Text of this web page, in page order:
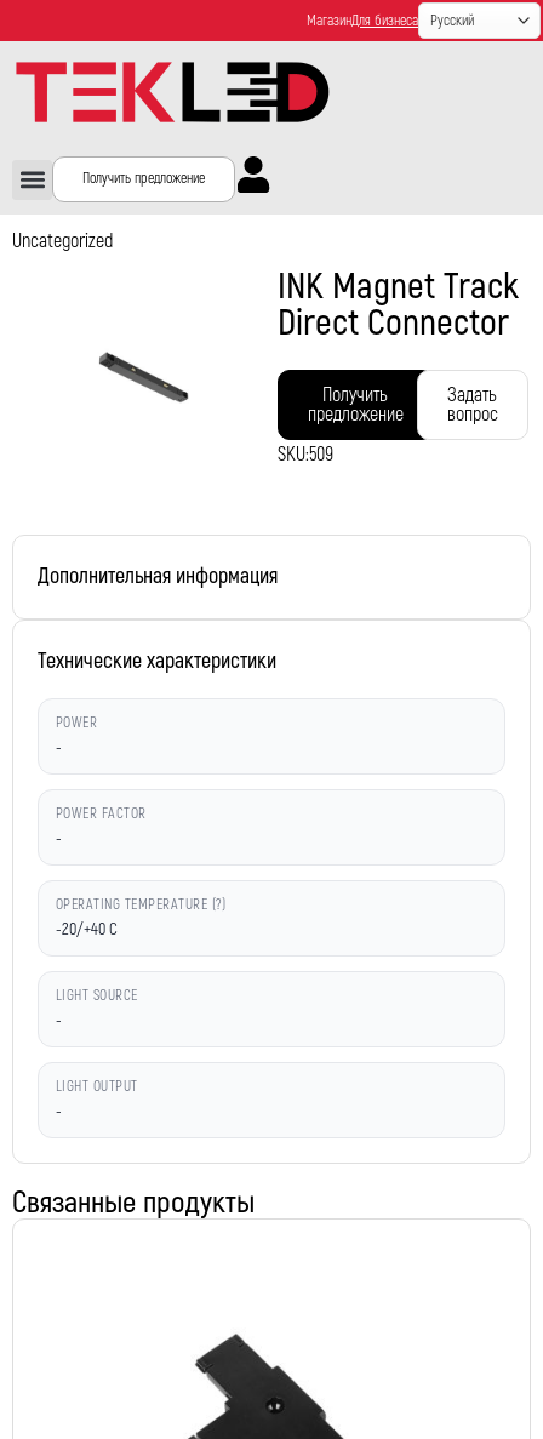
МагазинДля бизнеса
Получить предложение
Uncategorized
INK Magnet Track
Direct Connector
Получить
предложение
Задать
вопрос
SKU:509
Дополнительная информация
Технические характеристики
POWER
-
POWER FACTOR
-
OPERATING TEMPERATURE (?)
-20/+40 C
LIGHT SOURCE
-
LIGHT OUTPUT
-
Связанные продукты